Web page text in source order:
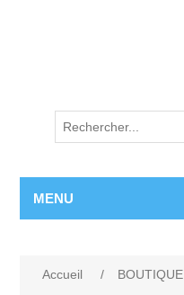
MENU
Accueil / BOUTIQUE